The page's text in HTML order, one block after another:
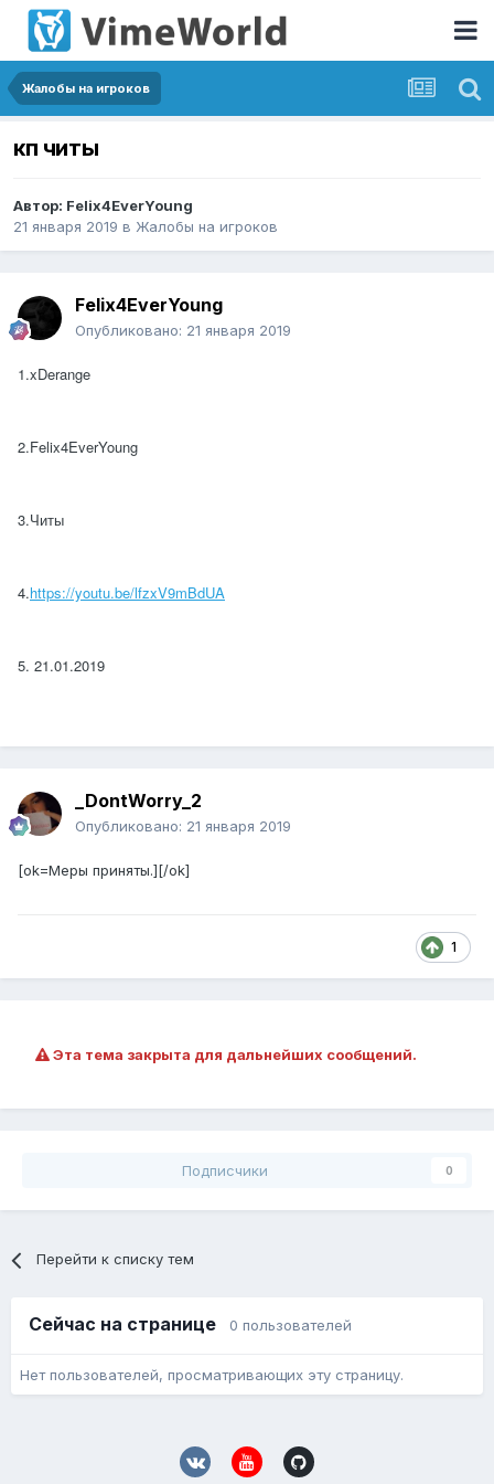
Жалобы на игроков
кп читы
Автор: Felix4EverYoung
21 января 2019 в Жалобы на игроков
Felix4EverYoung
Опубликовано: 21 января 2019
1.xDerange
2.Felix4EverYoung
3.Читы
4.https://youtu.be/lfzxV9mBdUA
5. 21.01.2019
_DontWorry_2
Опубликовано: 21 января 2019
[ok=Меры приняты.][/ok]
1
Эта тема закрыта для дальнейших сообщений.
Подписчики 0
Перейти к списку тем
Сейчас на странице 0 пользователей
Нет пользователей, просматривающих эту страницу.